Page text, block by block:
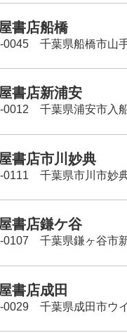
書店船橋
0045 千葉県船橋市山
書店新浦安
0012 千葉県浦安市入
書店市川妙典
0111 千葉県市川市妙
書店鎌ケ谷
0107 千葉県鎌ヶ谷市
書店成田
0029 千葉県成田市ウ